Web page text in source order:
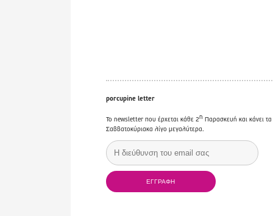
porcupine letter
Το newsletter που έρχεται κάθε 2η Παρασκευή και κάνει τα
Σαββατοκύριακα λίγο μεγαλύτερα.